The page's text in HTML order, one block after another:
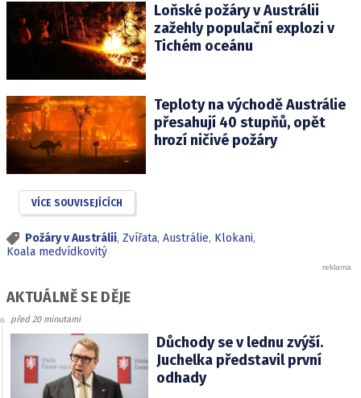
Loňské požáry v Austrálii
zažehly populační explozi v
Tichém oceánu
Teploty na východě Austrálie
přesahují 40 stupňů, opět
hrozí ničivé požáry
VÍCE SOUVISEJÍCÍCH
Požáry v Austrálii, Zvířata, Austrálie, Klokani,
Koala medvídkovitý
AKTUÁLNĚ SE DĚJE
před 20 minutami
Důchody se v lednu zvýší.
Juchelka představil první
odhady